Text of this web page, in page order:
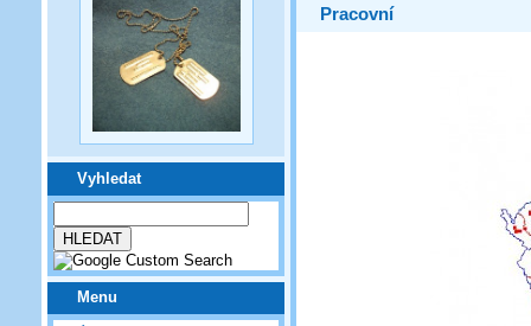
Vyhledat
Menu
Pracovní